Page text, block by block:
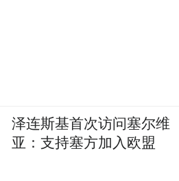
泽连斯基首次访问塞尔维
亚：支持塞方加入欧盟